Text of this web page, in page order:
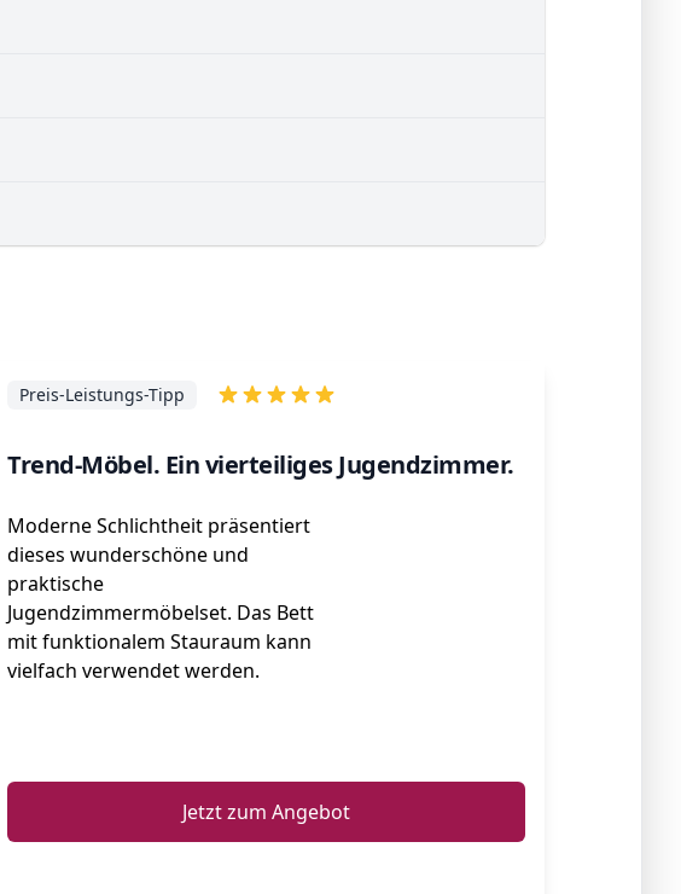
Trend-Möbel. Ein vierteiliges Jugendzimmer.
Preis-Leistungs-Tipp
Moderne Schlichtheit präsentiert
dieses wunderschöne und
praktische
Jugendzimmermöbelset. Das Bett
mit funktionalem Stauraum kann
vielfach verwendet werden.
Jetzt zum Angebot